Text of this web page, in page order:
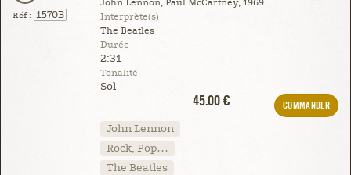
Réf : 1570B
John Lennon, Paul McCartney, 1969
Interprète(s)
The Beatles
Durée
2:31
Tonalité
Sol
45.00 €
COMMANDER
John Lennon
Rock, Pop…
The Beatles